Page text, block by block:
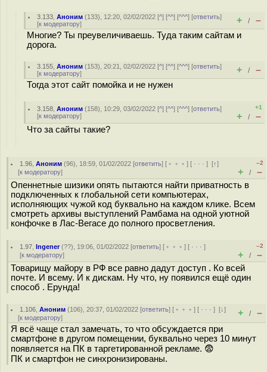
3.133 ,Аноним (133), 12:20, 02/02/2022 [^] [^^] [^^^] [ответить]
[к модератору] + / –
Многие? Ты преувеличиваешь. Туда таким сайтам и
дорога.
3.155 ,Аноним (153), 20:21, 02/02/2022 [^] [^^] [^^^] [ответить]
[к модератору] + / –
Тогда этот сайт помойка и не нужен
3.158 ,Аноним (158), 10:29, 03/02/2022 [^] [^^] [^^^] [ответить]
[к модератору]
+1
+ / –
Что за сайты такие?
1.96 ,Аноним (96), 18:59, 01/02/2022 [ответить] [ ﹢﹢﹢] [ · · ·][↑]
[к модератору]
–2
+ / –
Опеннетные шизики опять пытаются найти приватность в
подключенных к глобальной сети компьютерах,
исполняющих чужой код буквально на каждом клике. Всем
смотреть архивы выступлений Рамбама на одной уютной
конфочке в Лас-Вегасе до полного просветления.
1.97 ,Ingener(??), 19:06, 01/02/2022 [ответить] [ ﹢﹢﹢] [ · · ·]
[к модератору]
–2
+ / –
Товарищу майору в РФ все равно дадут доступ . Ко всей
почте. И всему. И к дискам. Ну что, ну появился ещё один
способ . Ерунда!
1.106 ,Аноним (106), 20:37, 01/02/2022 [ответить] [ ﹢﹢﹢] [ · · ·][↓]
[к модератору] + / –
Я всё чаще стал замечать, то что обсуждается при
смартфоне в другом помещении, буквально через 10 минут
появляется на ПК в таргетированной рекламе. 😨
ПК и смартфон не синхронизированы.